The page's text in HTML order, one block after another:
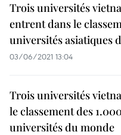
Trois universités
entrent dans le
universités asiatiques
03/06/2021 13:04
Trois universités
le classement des
universités du monde